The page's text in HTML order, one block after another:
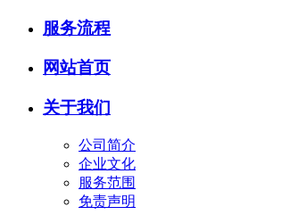
服务流程
网站首页
关于我们
公司简介
企业文化
服务范围
免责声明